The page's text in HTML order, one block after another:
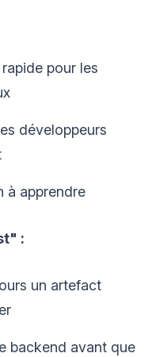
pour les
développeurs
à apprendre
:
un artefact
backend avant que